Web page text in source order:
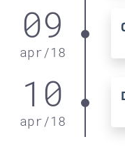
09
apr/18
10
apr/18